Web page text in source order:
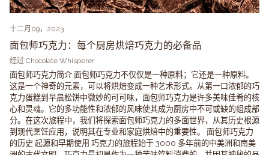
十二月09，2023
面包师巧克力：每个厨房烘焙巧克力的必备品
经过 Chocolate Whisperer
面包师巧克力简介 面包师巧克力不仅仅是一种原料；它还是一种原料。
这是一个神奇的元素，可以将烘焙变成一种艺术形式。从第一口浓郁的巧
克力蛋糕到早晨松饼中微妙的可可味，面包师巧克力是许多美味佳肴的核
心和灵魂。它的多功能性和浓郁的风味使其成为厨房中不可或缺的组成部
分。在这次旅程中，我们将探索面包师巧克力的多面世界，从其历史根源
到现代烹饪应用，说明其在专业和家庭烘焙中的重要性。 面包师巧克力
的历史 起源和早期使用 巧克力的旅程始于 3000 多年前的中美洲和南美